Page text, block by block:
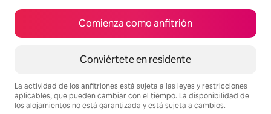
Comienza como anfitrión
Conviértete en residente
La actividad de los anfitriones está sujeta a las leyes y restricciones
aplicables, que pueden cambiar con el tiempo. La disponibilidad de
los alojamientos no está garantizada y está sujeta a cambios.